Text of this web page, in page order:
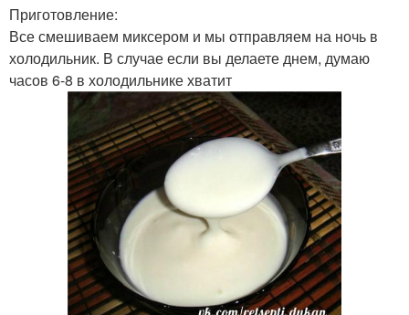
Приготовление:
Все смешиваем миксером и мы отправляем на ночь в
холодильник. В случае если вы делаете днем, думаю
часов 6-8 в холодильнике хватит